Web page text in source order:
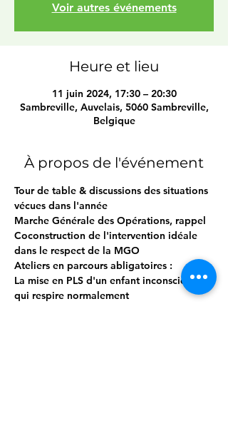
Voir autres événements
Heure et lieu
11 juin 2024, 17:30 – 20:30
Sambreville, Auvelais, 5060 Sambreville,
Belgique
À propos de l'événement
Tour de table & discussions des situations
vécues dans l'année
Marche Générale des Opérations, rappel
Coconstruction de l'intervention idéale
dans le respect de la MGO
Ateliers en parcours abligatoires :
La mise en PLS d'un enfant inconscient
qui respire normalement